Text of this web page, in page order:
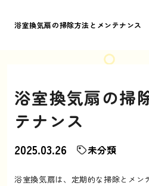
浴室換気扇の掃除方法とメンテナンス
浴室換気扇の掃
テナンス
2025.03.26 未分類
浴室換気扇は、定期的な掃除とメン